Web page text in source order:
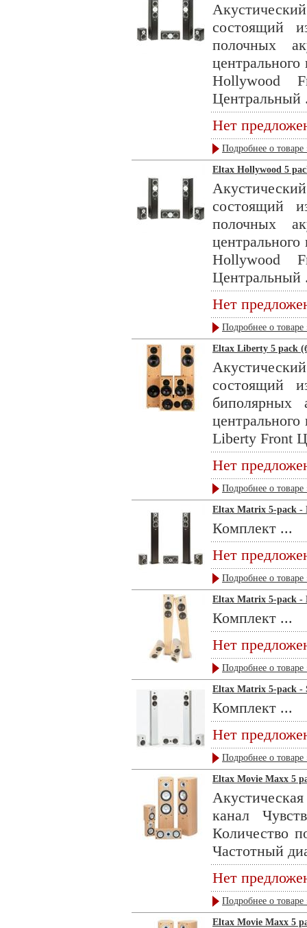
состоящий
полочных
Hollywood
Центральный
Нет
Подробнее о товаре
Eltax Hollywood 5
состоящий
полочных
Hollywood
Центральный
Нет
Подробнее о товаре
Eltax Liberty 5 pack
состоящий
биполярных
Liberty Front
Нет
Подробнее о товаре
Eltax Matrix 5-pack -
Комплект ...
Нет
Подробнее о товаре
Eltax Matrix 5-pack -
Комплект ...
Нет
Подробнее о товаре
Eltax Matrix 5-pack -
Комплект ...
Нет
Подробнее о товаре
Eltax Movie Maxx 5
канал
Количество
Частотный
Нет
Подробнее о товаре
Eltax Movie Maxx 5